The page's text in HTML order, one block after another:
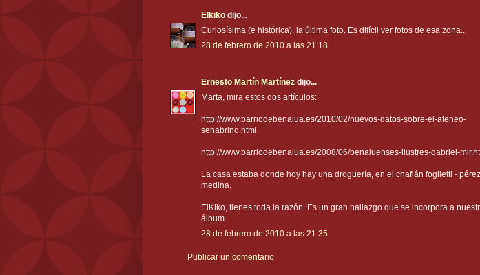
Elkiko dijo...
Curiosísima (e histórica), la última foto. Es difícil ver fotos de esa zona...
28 de febrero de 2010 a las 21:18
Ernesto Martín Martínez dijo...
Marta, mira estos dos artículos:
http://www.barriodebenalua.es/2010/02/nuevos-datos-sobre-el-ateneo-
senabrino.html
http://www.barriodebenalua.es/2008/06/benaluenses-ilustres-gabriel-
La casa estaba donde hoy hay una droguería, en el chaflán foglietti - pérez
medina.
ElKiko, tienes toda la razón. Es un gran hallazgo que se incorpora a
álbum.
28 de febrero de 2010 a las 21:35
Publicar un comentario